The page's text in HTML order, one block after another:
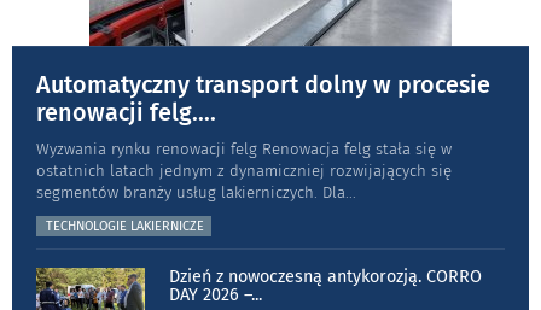
Automatyczny transport dolny w procesie
renowacji felg....
Wyzwania rynku renowacji felg Renowacja felg stała się w
ostatnich latach jednym z dynamiczniej rozwijających się
segmentów branży usług lakierniczych. Dla...
TECHNOLOGIE LAKIERNICZE
Dzień z nowoczesną antykorozją. CORRO
DAY 2026 –...